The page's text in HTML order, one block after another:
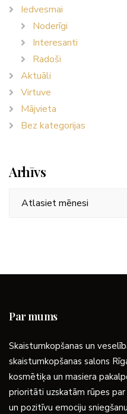
Iedvesmai
Noderīgi
Interesanti
Radoši
Aktuāli
Virtuve
Mājvieta
Bez kategorijas
Arhīvs
Par mums
Skaistumkopšanas un
skaistumkopšanas salons
kosmētiķa un masiera
prioritāti uzskatām rūpes
un pozitīvu emociju